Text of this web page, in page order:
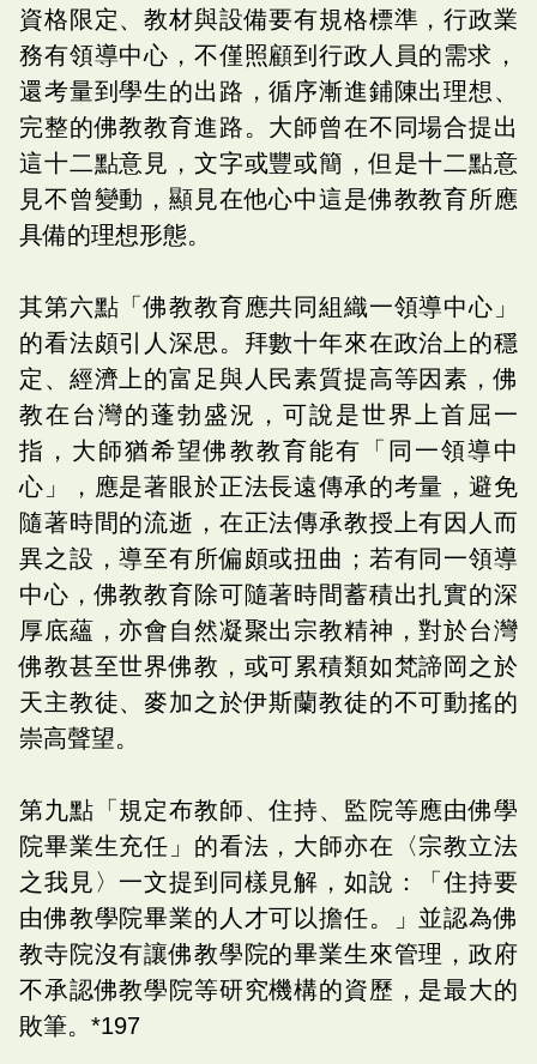
資格限定、教材與設備要有規格標準，行政業
務有領導中心，不僅照顧到行政人員的需求，
還考量到學生的出路，循序漸進鋪陳出理想、
完整的佛教教育進路。大師曾在不同場合提出
這十二點意見，文字或豐或簡，但是十二點意
見不曾變動，顯見在他心中這是佛教教育所應
具備的理想形態。
其第六點「佛教教育應共同組織一領導中心」
的看法頗引人深思。拜數十年來在政治上的穩
定、經濟上的富足與人民素質提高等因素，佛
教在台灣的蓬勃盛況，可說是世界上首屈一
指，大師猶希望佛教教育能有「同一領導中
心」，應是著眼於正法長遠傳承的考量，避免
隨著時間的流逝，在正法傳承教授上有因人而
異之設，導至有所偏頗或扭曲；若有同一領導
中心，佛教教育除可隨著時間蓄積出扎實的深
厚底蘊，亦會自然凝聚出宗教精神，對於台灣
佛教甚至世界佛教，或可累積類如梵諦岡之於
天主教徒、麥加之於伊斯蘭教徒的不可動搖的
崇高聲望。
第九點「規定布教師、住持、監院等應由佛學
院畢業生充任」的看法，大師亦在〈宗教立法
之我見〉一文提到同樣見解，如說：「住持要
由佛教學院畢業的人才可以擔任。」並認為佛
教寺院沒有讓佛教學院的畢業生來管理，政府
不承認佛教學院等研究機構的資歷，是最大的
敗筆。*197